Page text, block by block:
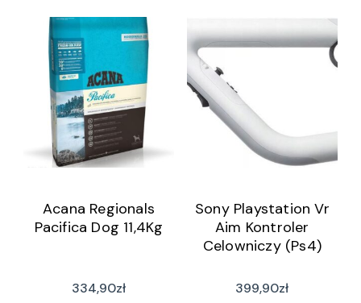
Acana Regionals
Pacifica Dog 11,4Kg
334,90zł
Sony Playstation Vr
Aim Kontroler
Celowniczy (Ps4)
399,90zł